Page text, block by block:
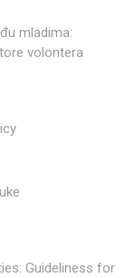
mladima:
volontera
Guideliness for